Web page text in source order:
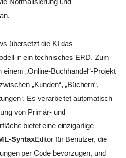
Normalisierung und
übersetzt die KI das
in ein technisches ERD. Zum
einem „Online-Buchhandel“-Projekt
„Kunden“, „Büchern“,
Es verarbeitet automatisch
von Primär- und
bietet eine einzigartige
SyntaxEditor für Benutzer, die
per Code bevorzugen, und